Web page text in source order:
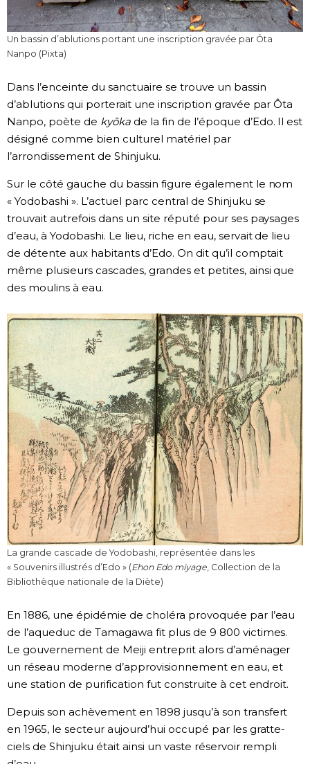
Un bassin d’ablutions portant une inscription gravée par Ôta
Nanpo (Pixta)
Dans l’enceinte du sanctuaire se trouve un bassin
d’ablutions qui porterait une inscription gravée par Ôta
Nanpo, poète de kyôkade la fin de l’époque d’Edo. Il est
désigné comme bien culturel matériel par
l’arrondissement de Shinjuku.
Sur le côté gauche du bassin figure également le nom
« Yodobashi ». L’actuel parc central de Shinjuku se
trouvait autrefois dans un site réputé pour ses paysages
d’eau, à Yodobashi. Le lieu, riche en eau, servait de lieu
de détente aux habitants d’Edo. On dit qu’il comptait
même plusieurs cascades, grandes et petites, ainsi que
des moulins à eau.
La grande cascade de Yodobashi, représentée dans les
« Souvenirs illustrés d’Edo » (Ehon Edo miyage, Collection de la
Bibliothèque nationale de la Diète)
En 1886, une épidémie de choléra provoquée par l’eau
de l’aqueduc de Tamagawa fit plus de 9 800 victimes.
Le gouvernement de Meiji entreprit alors d’aménager
un réseau moderne d’approvisionnement en eau, et
une station de purification fut construite à cet endroit.
Depuis son achèvement en 1898 jusqu’à son transfert
en 1965, le secteur aujourd’hui occupé par les gratte-
ciels de Shinjuku était ainsi un vaste réservoir rempli